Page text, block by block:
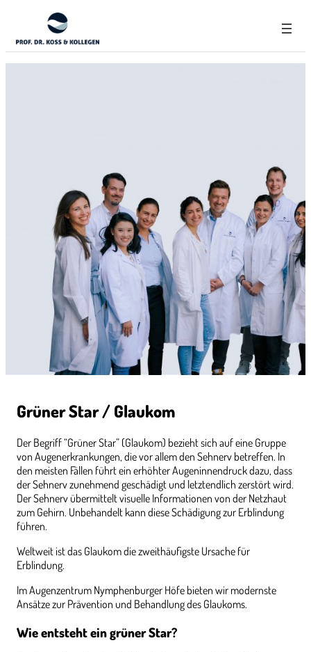
Grüner Star / Glaukom
Der Begriff “Grüner Star” (Glaukom) bezieht sich auf eine Gruppe
von Augenerkrankungen, die vor allem den Sehnerv betreffen. In
den meisten Fällen führt ein erhöhter Augeninnendruck dazu, dass
der Sehnerv zunehmend geschädigt und letztendlich zerstört wird.
Der Sehnerv übermittelt visuelle Informationen von der Netzhaut
zum Gehirn. Unbehandelt kann diese Schädigung zur Erblindung
führen.
Weltweit ist das Glaukom die zweithäufigste Ursache für
Erblindung.
Im Augenzentrum Nymphenburger Höfe bieten wir modernste
Ansätze zur Prävention und Behandlung des Glaukoms.
Wie entsteht ein grüner Star?